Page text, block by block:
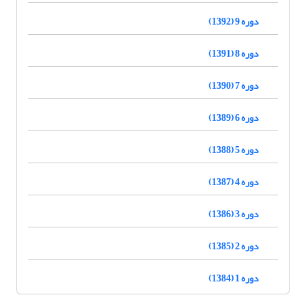
دوره 9 (1392)
دوره 8 (1391)
دوره 7 (1390)
دوره 6 (1389)
دوره 5 (1388)
دوره 4 (1387)
دوره 3 (1386)
دوره 2 (1385)
دوره 1 (1384)